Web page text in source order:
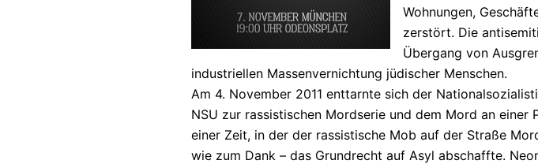
Wohnungen,
zerstört. Die
Übergang von
industriellen Massenvernichtung jüdischer Menschen.
Am 4. November 2011 enttarnte sich der
NSU zur rassistischen Mordserie und dem Mord an
einer Zeit, in der der rassistische Mob auf der Straße
wie zum Dank – das Grundrecht auf Asyl abschaffte.